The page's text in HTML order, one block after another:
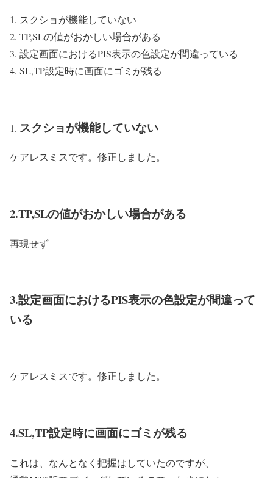
スクショが機能していない
TP,SLの値がおかしい場合がある
設定画面におけるPIS表示の色設定が間違っている
SL,TP設定時に画面にゴミが残る
スクショが機能していない
ケアレスミスです。修正しました。
2.TP,SLの値がおかしい場合がある
再現せず
3.設定画面におけるPIS表示の色設定が間違って
いる
ケアレスミスです。修正しました。
4.SL,TP設定時に画面にゴミが残る
これは、なんとなく把握はしていたのですが、